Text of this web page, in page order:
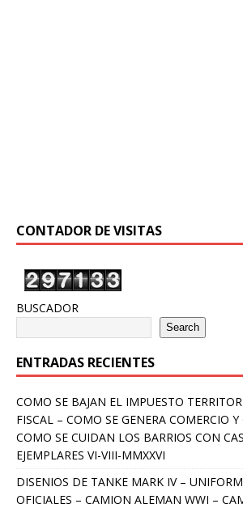
CONTADOR DE VISITAS
BUSCADOR
Search
ENTRADAS RECIENTES
COMO SE BAJAN EL IMPUESTO
FISCAL – COMO SE GENERA COMERCIO
COMO SE CUIDAN LOS BARRIOS CON
EJEMPLARES VI-VIII-MMXXVI
DISENIOS DE TANKE MARK IV –
OFICIALES – CAMION ALEMAN WWI –